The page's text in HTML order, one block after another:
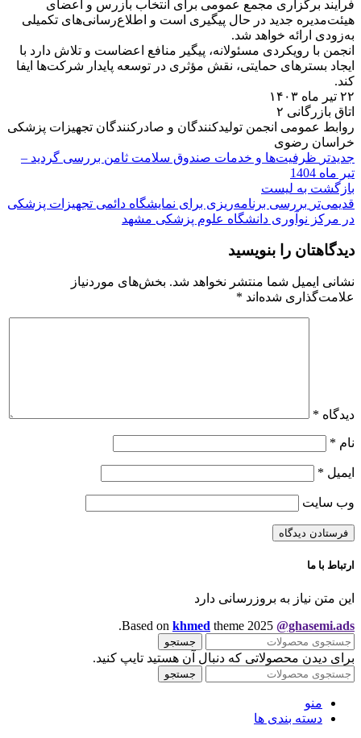
فرآیند برگزاری مجمع عمومی برای انتخاب بازرس و اعضای
هیئت‌مدیره جدید در حال پیگیری است و اطلاع‌رسانی‌های تکمیلی
به‌زودی ارائه خواهد شد.
انجمن با رویکردی مسئولانه، پیگیر منافع اعضاست و تلاش دارد با
ایجاد بسترهای حمایتی، نقش مؤثری در توسعه پایدار شرکت‌ها ایفا
کند.
۲۲ تیر ماه ۱۴۰۳
اتاق بازرگانی ۲
روابط عمومی انجمن تولیدکنندگان و صادرکنندگان تجهیزات پزشکی
خراسان رضوی
جدیدتر ظرفیت‌ها و خدمات صندوق سلامت ثامن بررسی گردید –
تیر ماه 1404
بازگشت به لیست
قدیمی‌تر بررسی برنامه‌ریزی برای نمایشگاه دائمی تجهیزات پزشکی
در مرکز نوآوری دانشگاه علوم پزشکی مشهد
دیدگاهتان را بنویسید
نشانی ایمیل شما منتشر نخواهد شد. بخش‌های موردنیاز
علامت‌گذاری شده‌اند *
دیدگاه *
نام *
ایمیل *
وب‌ سایت
ارتباط با ما
این متن نیاز به بروزرسانی دارد
Based on khmed theme 2025 @ghasemi.ads
.
جستجو
برای دیدن محصولاتی که دنبال آن هستید تایپ کنید.
جستجو
منو
دسته بندی ها